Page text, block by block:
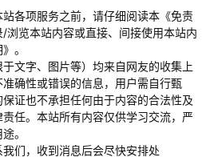
各项服务之前，请仔细阅读本《免责
浏览本站内容或直接、间接使用本站内
。
文字、图片等）均来自网友的收集上
确性或错误的信息，用户需自行甄
证也不承担任何由于内容的合法性及
任。本站所有内容仅供学习交流，严
。
们，收到消息后会尽快安排处